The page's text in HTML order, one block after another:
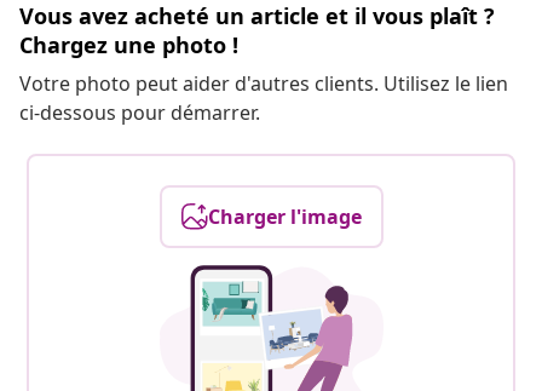
Vous avez acheté un article et il vous plaît ?
Chargez une photo !
Votre photo peut aider d'autres clients. Utilisez le lien
ci-dessous pour démarrer.
Charger l'image